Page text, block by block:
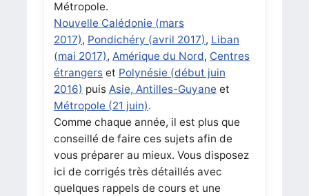
Métropole.
Nouvelle Calédonie (mars
2017), Pondichéry (avril 2017), Liban
(mai 2017), Amérique du Nord, Centres
étrangerset Polynésie (début juin
2016) puis Asie, Antilles-Guyane et
Métropole (21 juin).
Comme chaque année, il est plus que
conseillé de faire ces sujets afin de
vous préparer au mieux. Vous disposez
ici de corrigés très détaillés avec
quelques rappels de cours et une